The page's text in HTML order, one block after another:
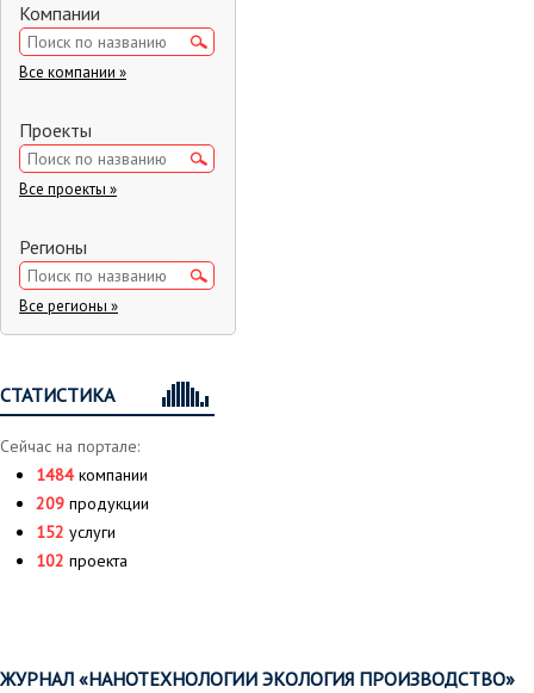
Компании
Все компании »
Проекты
Все проекты »
Регионы
Все регионы »
СТАТИСТИКА
Сейчас на портале:
1484компании
209 продукции
152 услуги
102 проекта
ЖУРНАЛ «НАНОТЕХНОЛОГИИ ЭКОЛОГИЯ ПРОИЗВОДСТВО»